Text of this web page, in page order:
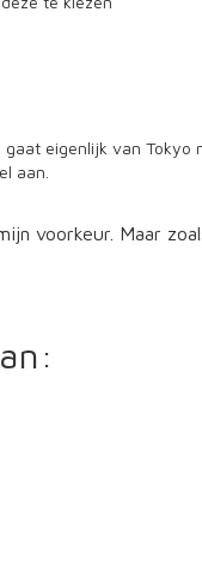
eigenlijk van Tokyo
aan.
voorkeur. Maar